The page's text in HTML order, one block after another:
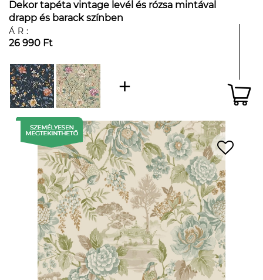
Dekor tapéta vintage levél és rózsa mintával
drapp és barack színben
ÁR:
26 990 Ft